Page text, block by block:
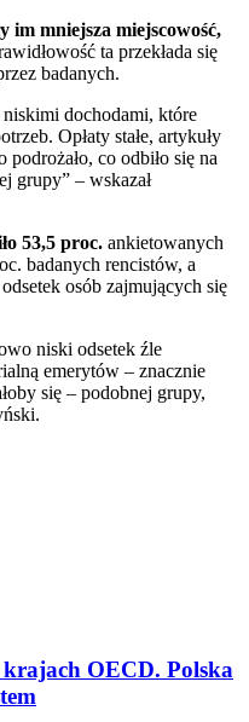
im mniejsza miejscowość,
ta przekłada się
badanych.
dochodami, które
Opłaty stałe, artykuły
co odbiło się na
grupy” – wskazał
53,5 proc. ankietowanych
badanych rencistów, a
osób zajmujących się
niski odsetek źle
emerytów – znacznie
się – podobnej grupy,
OECD. Polska